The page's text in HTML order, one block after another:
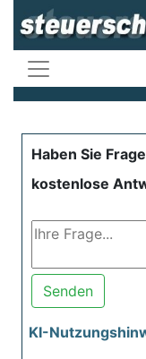
Haben Sie
kostenlose
Senden
KI-